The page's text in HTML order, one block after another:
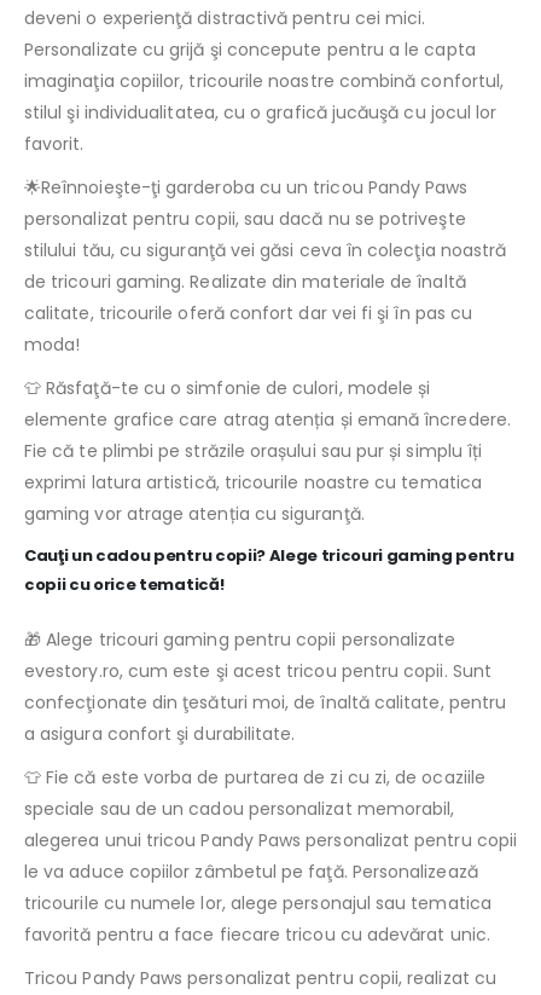
deveni o experienţă distractivă pentru cei mici.
Personalizate cu grijă şi concepute pentru a le capta
imaginaţia copiilor, tricourile noastre combină confortul,
stilul şi individualitatea, cu o grafică jucăuşă cu jocul lor
favorit.
🌟Reînnoieşte-ţi garderoba cu un tricou Pandy Paws
personalizat pentru copii, sau dacă nu se potriveşte
stilului tău, cu siguranţă vei găsi ceva în colecţia noastră
de tricouri gaming. Realizate din materiale de înaltă
calitate, tricourile oferă confort dar vei fi şi în pas cu
moda!
👕 Răsfaţă-te cu o simfonie de culori, modele și
elemente grafice care atrag atenția și emană încredere.
Fie că te plimbi pe străzile orașului sau pur și simplu îți
exprimi latura artistică, tricourile noastre cu tematica
gaming vor atrage atenția cu siguranţă.
Cauţi un cadou pentru copii? Alege tricouri gaming pentru
copii cu orice tematică!
🎁 Alege tricouri gaming pentru copii personalizate
evestory.ro, cum este şi acest tricou pentru copii. Sunt
confecţionate din ţesături moi, de înaltă calitate, pentru
a asigura confort şi durabilitate.
👕 Fie că este vorba de purtarea de zi cu zi, de ocaziile
speciale sau de un cadou personalizat memorabil,
alegerea unui tricou Pandy Paws personalizat pentru copii
le va aduce copiilor zâmbetul pe faţă. Personalizează
tricourile cu numele lor, alege personajul sau tematica
favorită pentru a face fiecare tricou cu adevărat unic.
Tricou Pandy Paws personalizat pentru copii, realizat cu